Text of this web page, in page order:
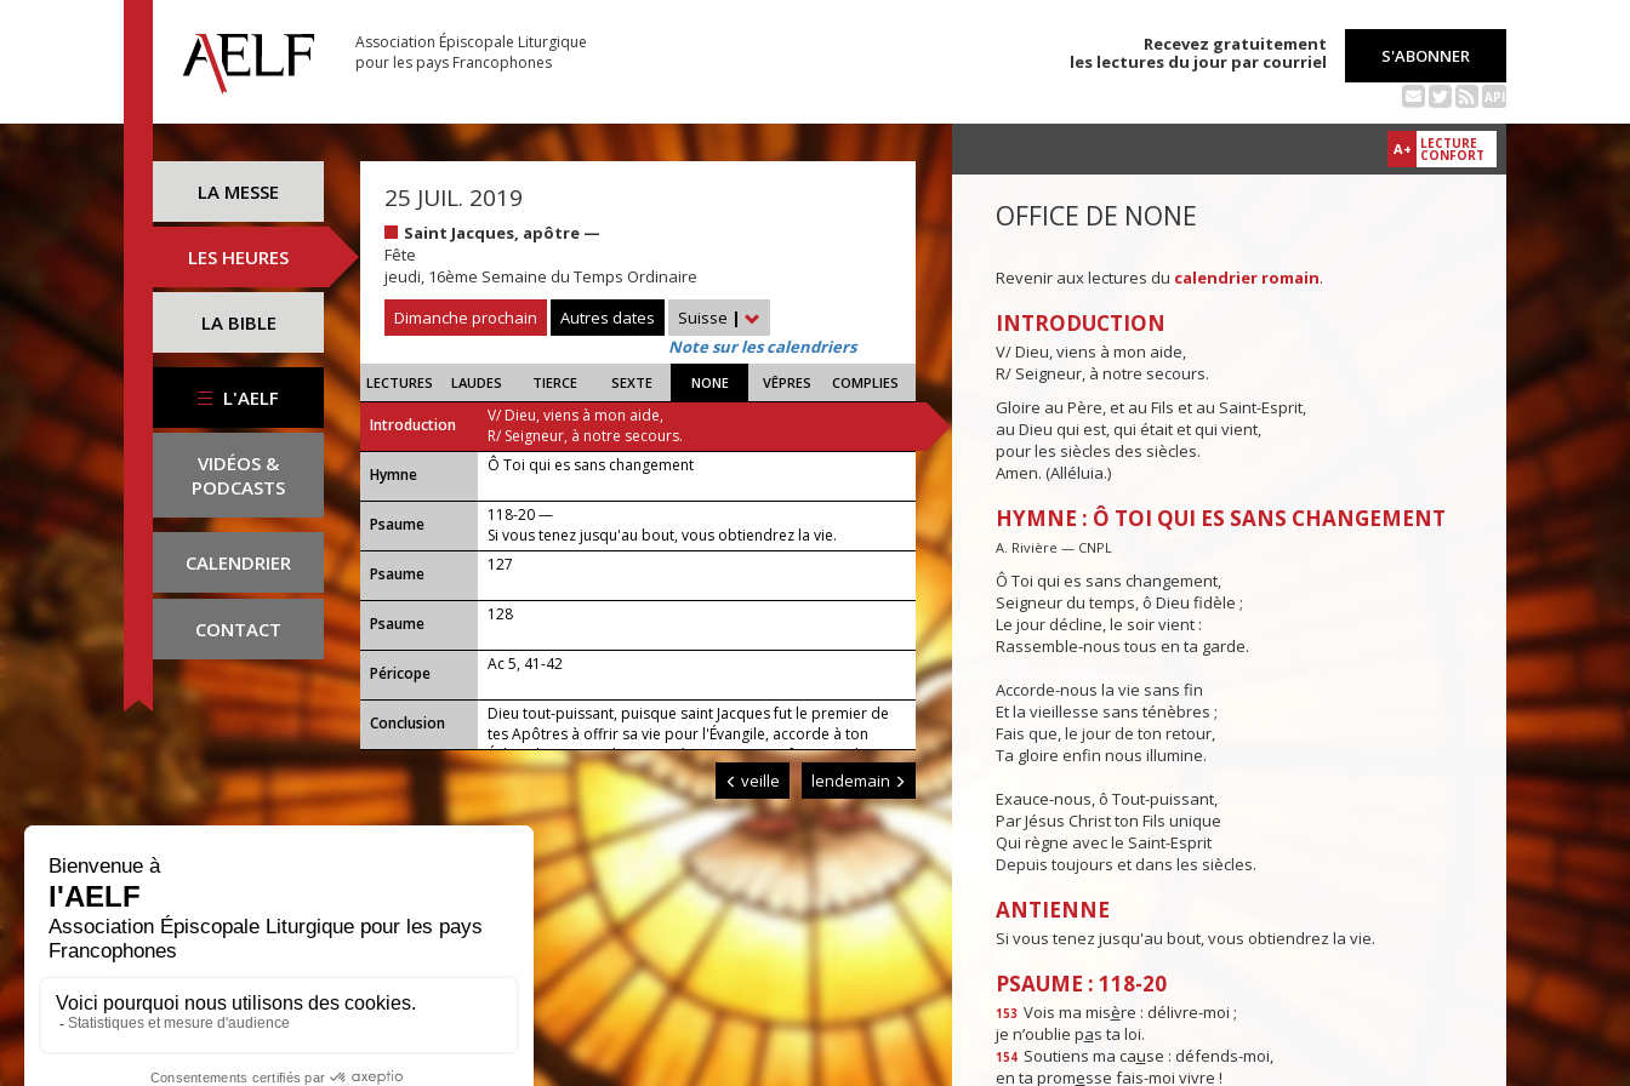
Association Épiscopale Liturgique
pour les pays Francophones
Recevez gratuitement
les lectures du jour par courriel
S'ABONNER
API
LA MESSE
LES HEURES
LA BIBLE
L'AELF
VIDÉOS &
PODCASTS
CALENDRIER
CONTACT
25 JUIL. 2019
Saint Jacques, apôtre —
Fête
jeudi, 16ème Semaine du Temps Ordinaire
Dimanche prochain
Autres dates Suisse |
Note sur les calendriers
LECTURES LAUDES TIERCE SEXTE NONE VÊPRES COMPLIES
Introduction
V/ Dieu, viens à mon aide,
R/ Seigneur, à notre secours.
...
Hymne Ô Toi qui es sans changement
Psaume
118-20 —
Si vous tenez jusqu'au bout, vous obtiendrez la vie.
Psaume
127
Psaume 128
Péricope Ac 5, 41-42
Conclusion
Dieu tout-puissant, puisque saint Jacques fut le premier de
tes Apôtres à offrir sa vie pour l'Évangile, accorde à ton
Église de trouver dans son témoignage une force, et dans sa
protection un appui.
veille lendemain
A+ LECTURE
CONFORT
OFFICE DE NONE
Revenir aux lectures du calendrier romain.
INTRODUCTION
V/ Dieu, viens à mon aide,
R/ Seigneur, à notre secours.
Gloire au Père, et au Fils et au Saint-Esprit,
au Dieu qui est, qui était et qui vient,
pour les siècles des siècles.
Amen. (Alléluia.)
HYMNE : Ô TOI QUI ES SANS CHANGEMENT
A. Rivière — CNPL
Ô Toi qui es sans changement,
Seigneur du temps, ô Dieu fidèle ;
Le jour décline, le soir vient :
Rassemble-nous tous en ta garde.
Accorde-nous la vie sans fin
Et la vieillesse sans ténèbres ;
Fais que, le jour de ton retour,
Ta gloire enfin nous illumine.
Exauce-nous, ô Tout-puissant,
Par Jésus Christ ton Fils unique
Qui règne avec le Saint-Esprit
Depuis toujours et dans les siècles.
ANTIENNE
Si vous tenez jusqu'au bout, vous obtiendrez la vie.
PSAUME : 118-20
153 Vois ma misère : délivre-moi ;
je n’oublie pas ta loi.
154 Soutiens ma cause : défends-moi,
en ta promesse fais-moi vivre !